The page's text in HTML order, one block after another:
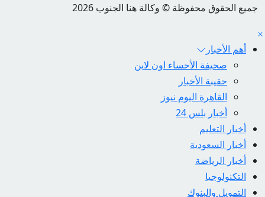
جميع الحقوق محفوظة © وكالة هنا الجنوب 2026
أهم الأخبار
صحيفة الأحساء اون لاين
حقيبة الأخبار
القاهرة اليوم نيوز
أخبار بلس 24
أخبار التعليم
أخبار السعودية
أخبار الرياضة
التكنولوجيا
التمويل والبنوك